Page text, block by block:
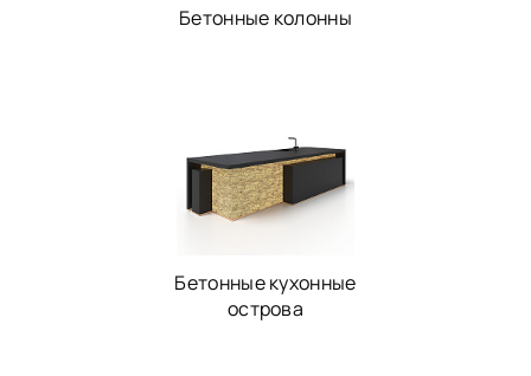
Бетонные колонны
Бетонные кухонные
острова